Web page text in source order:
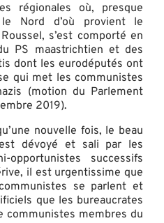
régionales où, presque
Nord d’où provient le
s’est comporté en
PS maastrichtien et des
dont les eurodéputés ont
qui met les communistes
(motion du Parlement
2019).
nouvelle fois, le beau
dévoyé et sali par les
opportunistes successifs
il est urgentissime que
se parlent et
que les bureaucrates
communistes membres du